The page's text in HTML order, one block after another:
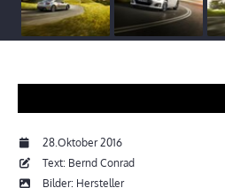
28.Oktober 2016
Text: Bernd Conrad
Bilder: Hersteller